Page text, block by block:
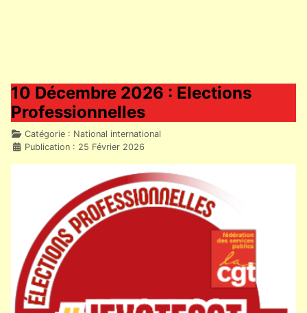
10 Décembre 2026 : Elections
Professionnelles
DétailsCatégorie : National international
Publication : 25 Février 2026